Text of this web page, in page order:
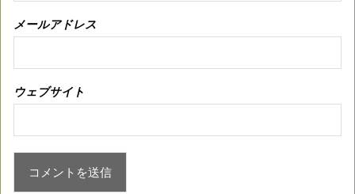
メールアドレス
ウェブサイト